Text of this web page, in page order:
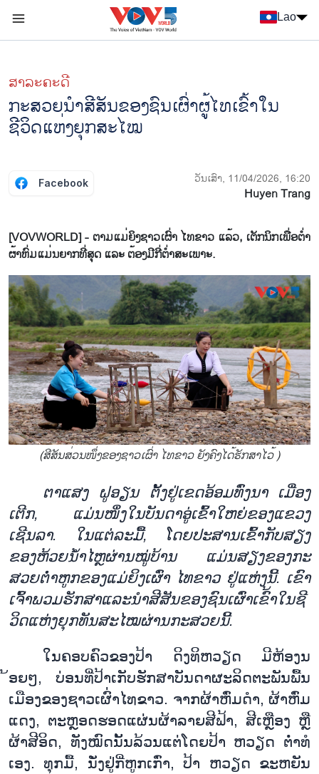
Lao
ສາລະຄະດີ
ກະສວຍນຳສີສັນຂອງຊົນເຜົ່າຜູ້ໄທເຂົ້າໃນ
ຊີວິດແຫ່ງຍຸກສະໄໝ
Facebook ວັນເສົາ, 11/04/2026, 16:20
Huyen Trang
[VOVWORLD] - ຕາມແມ່ຍິງຊາວເຜົ່າ ໄທຂາວ ແລ້ວ, ເຕັກນິກເພື່ອຕ່ຳ
ຜ້າຫົ່ມແມ່ນຍາກທີ່ສຸດ ແລະ ຕ້ອງມີກີ່ຕ່ຳສະເພາະ.
(ສີ​ສັນ​​ສ່ວນ​​ໜຶ່ງຂອງ​ຊາວ​ເຜົ່າ​ ໄທ​ຂາວ ຍັງຄົງ​ໄດ້​ຮັກ​ສາ​ໄວ້ )
ຕາແສງ ຝູອຽນ ຕັ້ງຢູ່ເຂດອ້ອມທົ່ງນາ ເມື່ອງ
ເຕີກ, ແມ່ນໜຶ່ງໃນບັນດາອູເຂົ້າໃຫຍ່ຂອງແຂວງ
ເຊີນລາ. ໃນແຕ່ລະມື້, ໂດຍປະສານເຂົ້າກັບສຽງ
ຂອງຫ້ວຍນ້ຳໄຫຼຜ່ານໝູ່ບ້ານ ແມ່ນສຽງຂອງກະ
ສວຍຕ່ຳຫູກຂອງແມ່ຍິງເຜົ່າ ໄທຂາວ ຢູ່ແຫ່ງນີ້. ​ເຂົາ
ເຈົ້າພວມຮັກສາແລະນຳສີສັນຂອງຊົນເຜົ່າເຂົ້າໃນຊີ
ວິດແຫ່ງຍຸກທັນສະໄໝຜ່ານກະສວຍນີ້.
ໃນຄອບຄົວຂອງປ້າ ດິງທິຫວຽດ ມີຫ້ອງນ
້ອຍໆ, ບ່ອນທີ່ປ້າເກັບຮັກສາບັນດາຜະລິດຕະພັນພື້ນ
ເມືອງຂອງຊາວເຜົ່າໄທຂາວ. ຈາກຜ້າຫົ່ມດຳ, ​ ຜ້າຫົ່ມ
ແດງ, ຕະຫຼອດຮອດແຜ່ນຜ້າລາຍສີຟ້າ, ສີເຫຼືອງ ຫຼື
ຜ້າສີອິດ, ທັງໝົດນັ້ນລ້ວນແຕ່ໂດຍປ້າ ຫວຽດ ຕ່ຳທໍ
ເອງ. ທຸກມື້, ​ ນັ່ງຢູ່ກີ່ຫູກເກົ່າ,ປ້າ ຫວຽດ ຂະຫຍັນ